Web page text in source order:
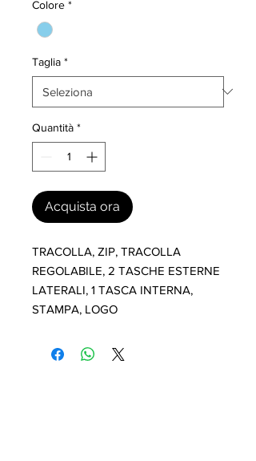
Colore *
Taglia *
Quantità *
Acquista ora
TRACOLLA, ZIP, TRACOLLA
REGOLABILE, 2 TASCHE ESTERNE
LATERALI, 1 TASCA INTERNA,
STAMPA, LOGO